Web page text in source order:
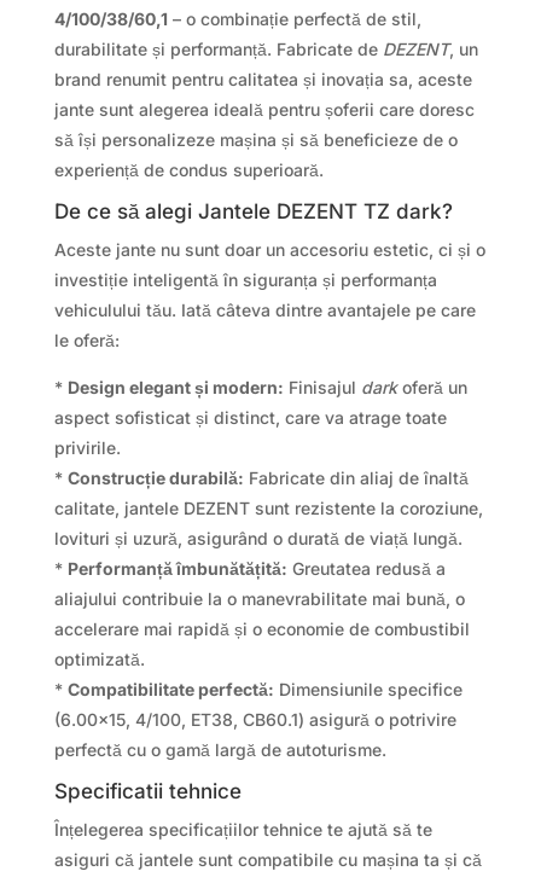
4/100/38/60,1 – o combinație perfectă de stil,
durabilitate și performanță. Fabricate de DEZENT, un
brand renumit pentru calitatea și inovația sa, aceste
jante sunt alegerea ideală pentru șoferii care doresc
să își personalizeze mașina și să beneficieze de o
experiență de condus superioară.
De ce să alegi Jantele DEZENT TZ dark?
Aceste jante nu sunt doar un accesoriu estetic, ci și o
investiție inteligentă în siguranța și performanța
vehiculului tău. Iată câteva dintre avantajele pe care
le oferă:
* Design elegant și modern: Finisajul darkoferă un
aspect sofisticat și distinct, care va atrage toate
privirile.
* Construcție durabilă: Fabricate din aliaj de înaltă
calitate, jantele DEZENT sunt rezistente la coroziune,
lovituri și uzură, asigurând o durată de viață lungă.
* Performanță îmbunătățită: Greutatea redusă a
aliajului contribuie la o manevrabilitate mai bună, o
accelerare mai rapidă și o economie de combustibil
optimizată.
* Compatibilitate perfectă: Dimensiunile specifice
(6.00×15, 4/100, ET38, CB60.1) asigură o potrivire
perfectă cu o gamă largă de autoturisme.
Specificatii tehnice
Înțelegerea specificațiilor tehnice te ajută să te
asiguri că jantele sunt compatibile cu mașina ta și că